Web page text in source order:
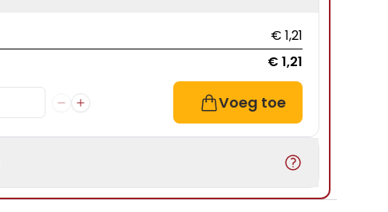
€ 1,21
€ 1,21
Voeg toe